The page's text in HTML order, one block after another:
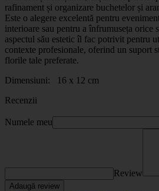
rafinament și organizare buchetelor și
Este o alegere excelentă pentru
interioare sau pentru a înfrumuseța orice
aspectul său estetic îl fac potrivit pentru
contexte profesionale, oferind un suport
florile tale preferate.
Dimensiuni: 16 x 12 cm
Recenzii
Numele meu
Review
Adaugă review